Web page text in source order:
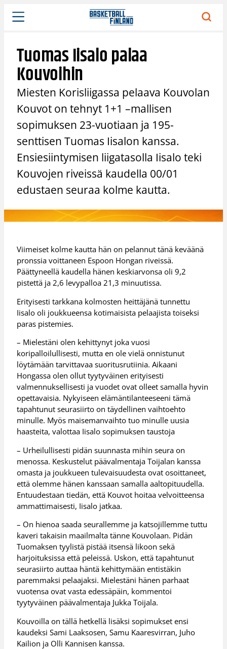
Siirry
sisältöön
Tuomas Iisalo palaa
Kouvoihin
Miesten Korisliigassa pelaava Kouvolan
Kouvot on tehnyt 1+1 –mallisen
sopimuksen 23-vuotiaan ja 195-
senttisen Tuomas Iisalon kanssa.
Ensiesiintymisen liigatasolla Iisalo teki
Kouvojen riveissä kaudella 00/01
edustaen seuraa kolme kautta.
Viimeiset kolme kautta hän on pelannut tänä keväänä
pronssia voittaneen Espoon Hongan riveissä.
Päättyneellä kaudella hänen keskiarvonsa oli 9,2
pistettä ja 2,6 levypalloa 21,3 minuutissa.
Erityisesti tarkkana kolmosten heittäjänä tunnettu
Iisalo oli joukkueensa kotimaisista pelaajista toiseksi
paras pistemies.
– Mielestäni olen kehittynyt joka vuosi
koripalloilullisesti, mutta en ole vielä onnistunut
löytämään tarvittavaa suoritusrutiinia. Aikaani
Hongassa olen ollut tyytyväinen erityisesti
valmennuksellisesti ja vuodet ovat olleet samalla hyvin
opettavaisia. Nykyiseen elämäntilanteeseeni tämä
tapahtunut seurasiirto on täydellinen vaihtoehto
minulle. Myös maisemanvaihto tuo minulle uusia
haasteita, valottaa Iisalo sopimuksen taustoja
– Urheilullisesti pidän suunnasta mihin seura on
menossa. Keskustelut päävalmentaja Toijalan kanssa
omasta ja joukkueen tulevaisuudesta ovat osoittaneet,
että olemme hänen kanssaan samalla aaltopituudella.
Entuudestaan tiedän, että Kouvot hoitaa velvoitteensa
ammattimaisesti, Iisalo jatkaa.
– On hienoa saada seurallemme ja katsojillemme tuttu
kaveri takaisin maailmalta tänne Kouvolaan. Pidän
Tuomaksen tyylistä pistää itsensä likoon sekä
harjoituksissa että peleissä. Uskon, että tapahtunut
seurasiirto auttaa häntä kehittymään entistäkin
paremmaksi pelaajaksi. Mielestäni hänen parhaat
vuotensa ovat vasta edessäpäin, kommentoi
tyytyväinen päävalmentaja Jukka Toijala.
Kouvoilla on tällä hetkellä lisäksi sopimukset ensi
kaudeksi Sami Laaksosen, Samu Kaaresvirran, Juho
Kailion ja Olli Kannisen kanssa.